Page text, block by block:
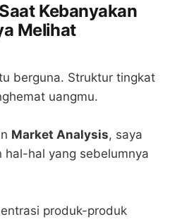
Kebanyakan
Melihat
berguna. Struktur tingkat
uangmu.
Market Analysis, saya
hal-hal yang sebelumnya
produk-produk